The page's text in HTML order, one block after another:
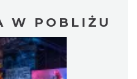
W POBLIŻU